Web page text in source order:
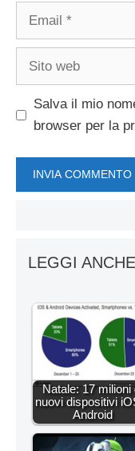
Email
Sito
Salva il mio
browser per la
LEGGI
Natale: 17 milioni
nuovi dispositivi
Android